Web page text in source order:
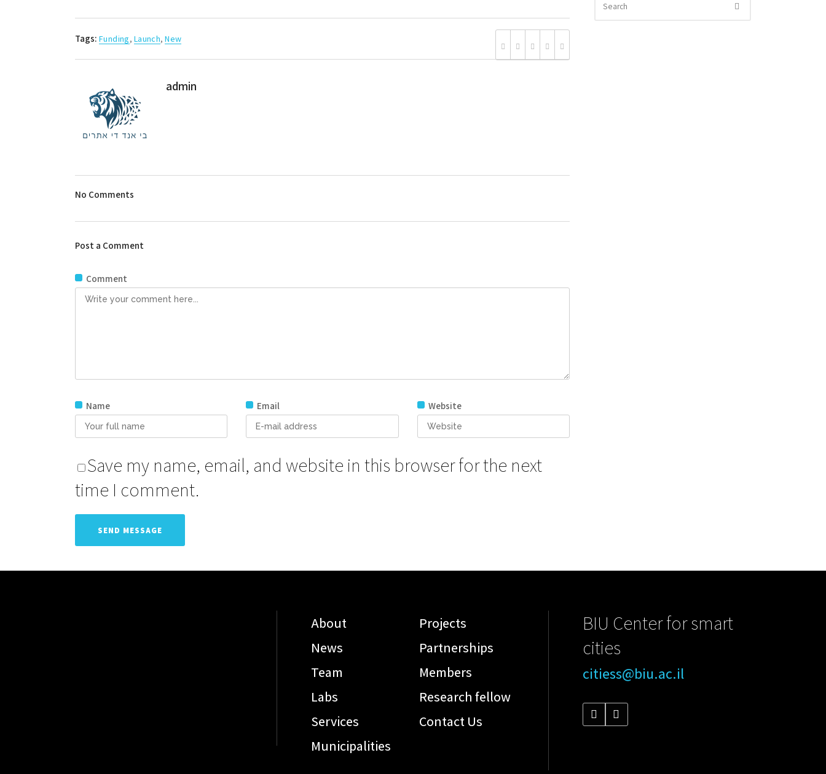
Tags: Funding, Launch, New
admin
No Comments
Post a Comment
Comment
Name Email Website
Save my name, email, and website in this browser for the next
time I comment.
About
News
Team
Labs
Services
Municipalities
Projects
Partnerships
Members
Research fellow
Contact Us
BIU Center for smart
cities
citiess@biu.ac.il